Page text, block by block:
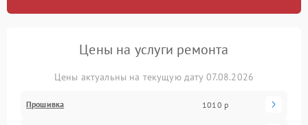
Цены на услуги ремонта
Цены актуальны на текущую дату 07.08.2026
Прошивка 1010 р